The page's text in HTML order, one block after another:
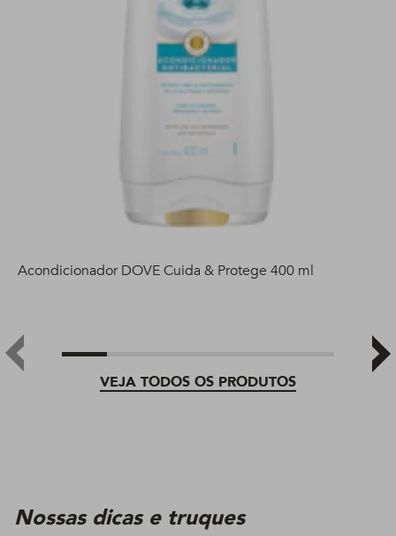
VEJA TODOS OS PRODUTOS
Acondicionador DOVE Cuida & Protege 400 ml
Nossas dicas e truques